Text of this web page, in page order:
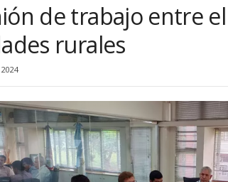
de trabajo entre
rurales